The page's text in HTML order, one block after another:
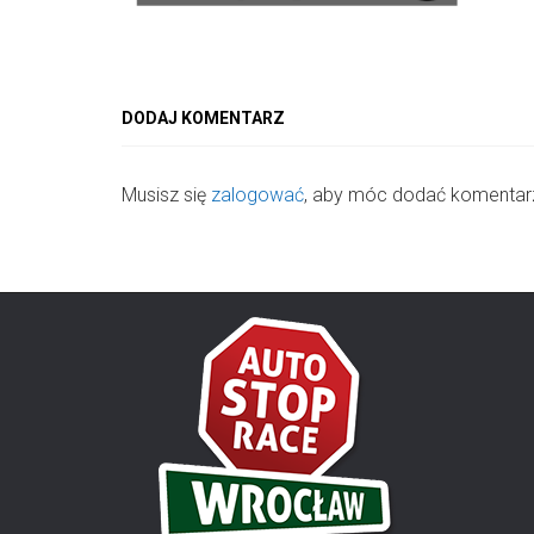
DODAJ KOMENTARZ
Musisz się zalogować, aby móc dodać